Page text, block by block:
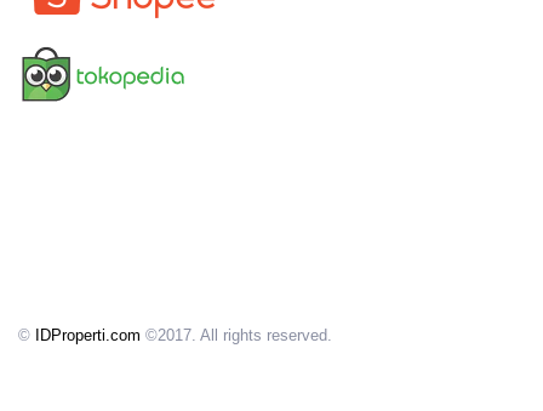
© IDProperti.com ©2017. All rights reserved.